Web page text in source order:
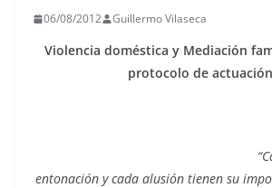
06/08/2012 Guillermo Vilaseca
Violencia doméstica y Mediación
protocolo de
entonación y cada alusión tienen su